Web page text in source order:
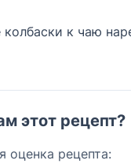
колбаски к чаю
этот рецепт?
оценка рецепта: